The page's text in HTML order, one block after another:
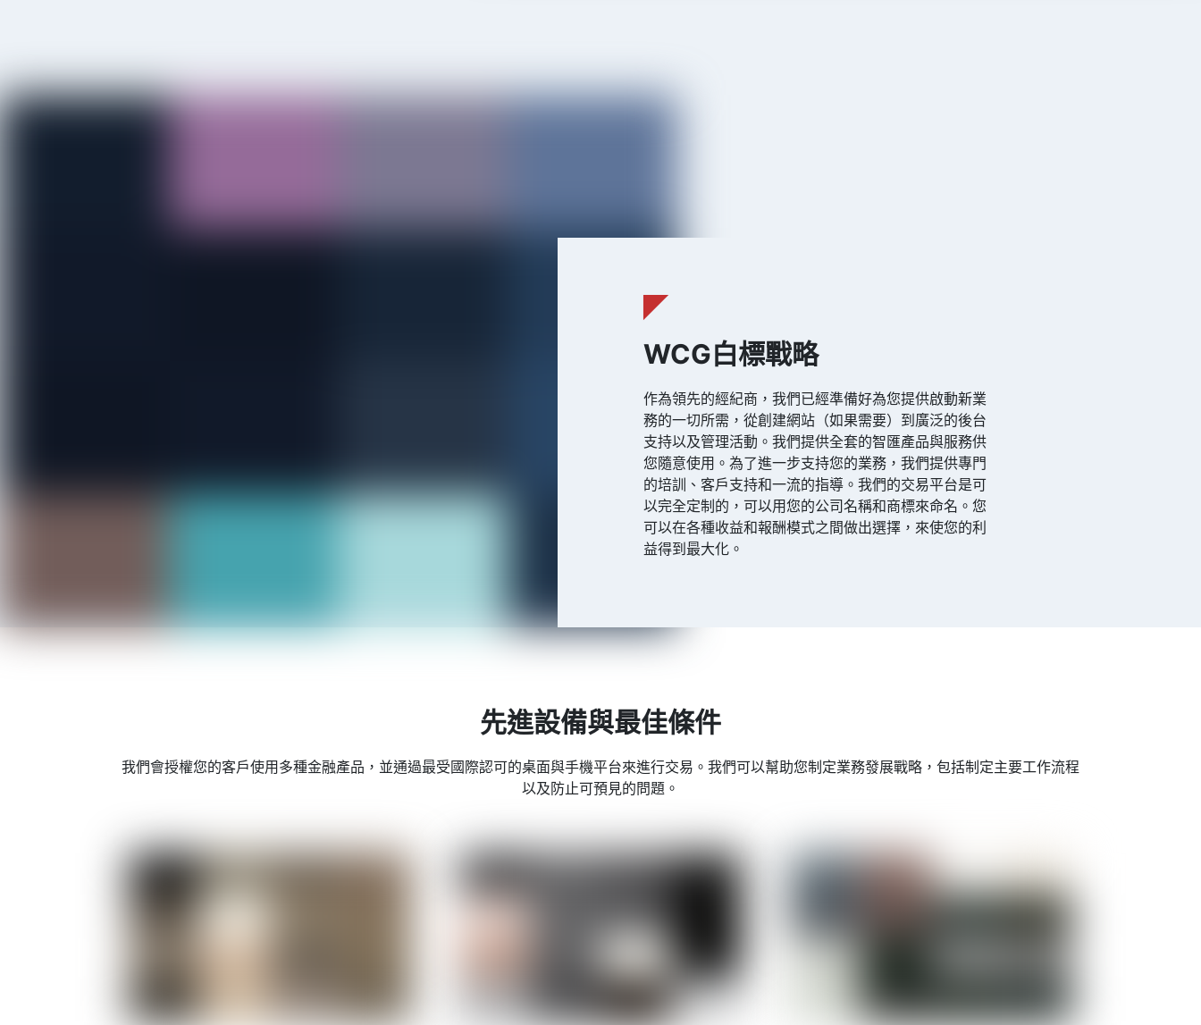
WCG白標戰略
作為領先的經紀商，我們已經準備好為您提供啟動新業
務的一切所需，從創建網站（如果需要）到廣泛的後台
支持以及管理活動。我們提供全套的智匯產品與服務供
您隨意使用。為了進一步支持您的業務，我們提供專門
的培訓、客戶支持和一流的指導。我們的交易平台是可
以完全定制的，可以用您的公司名稱和商標來命名。您
可以在各種收益和報酬模式之間做出選擇，來使您的利
益得到最大化。
先進設備與最佳條件
我們會授權您的客戶使用多種金融產品，並通過最受國際認可的桌面與手機平台來進行交易。我們可以幫助您制定業務發展戰略，包括制定主要工作流程
以及防止可預見的問題。